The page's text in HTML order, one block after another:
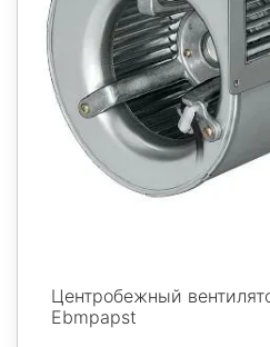
Центробежный
Ebmpapst